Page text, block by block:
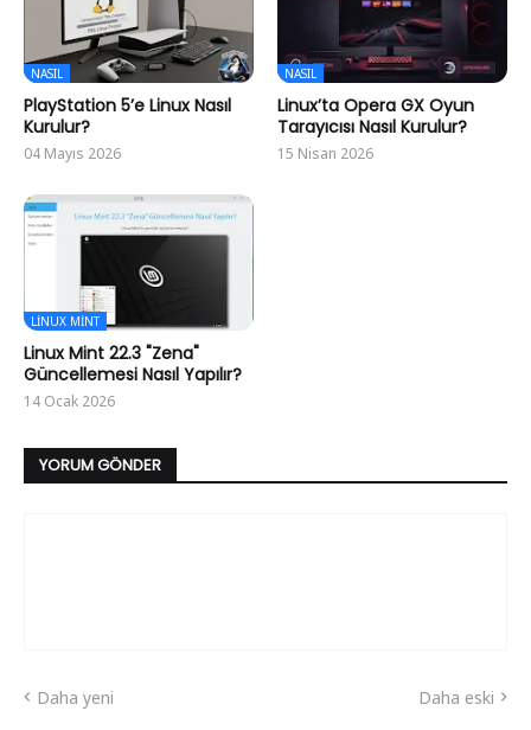
NASIL
PlayStation 5’e Linux Nasıl
Kurulur?
04 Mayıs 2026
NASIL
Linux’ta Opera GX Oyun
Tarayıcısı Nasıl Kurulur?
15 Nisan 2026
LINUX MINT
Linux Mint 22.3 "Zena"
Güncellemesi Nasıl Yapılır?
14 Ocak 2026
YORUM GÖNDER
Daha yeni Daha eski